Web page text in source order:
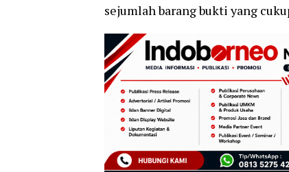
sejumlah barang bukti yang